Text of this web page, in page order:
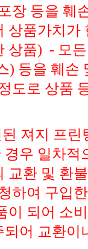
장 등을 훼
상품가치가
상품) - 모
) 등을 훼
도로 상품
져지 프
우 일차
교환 및 환
하여 구입
이 되어 소
어 교환이